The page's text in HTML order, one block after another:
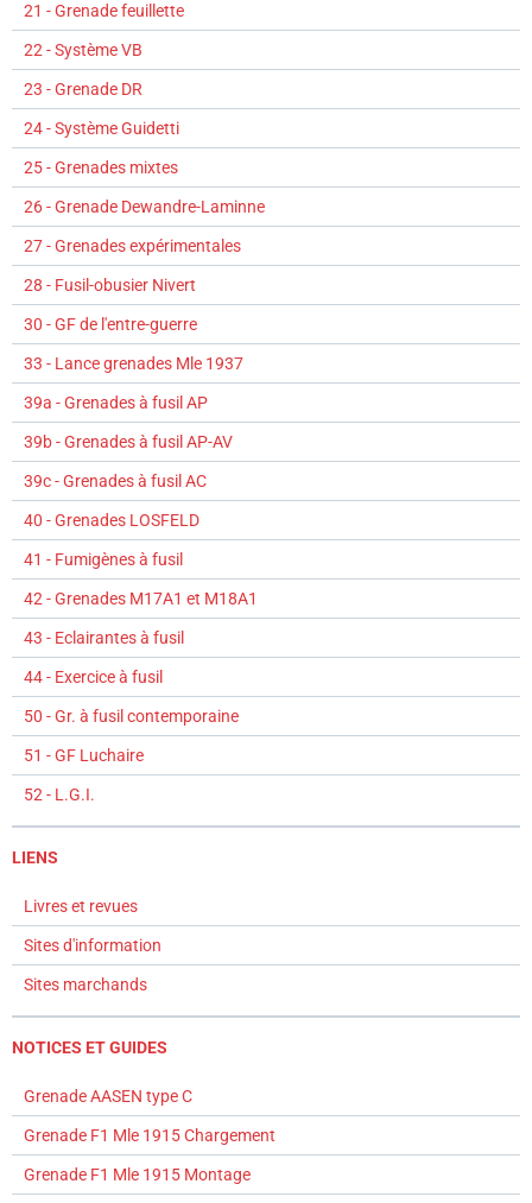
21 - Grenade feuillette
22 - Système VB
23 - Grenade DR
24 - Système Guidetti
25 - Grenades mixtes
26 - Grenade Dewandre-Laminne
27 - Grenades expérimentales
28 - Fusil-obusier Nivert
30 - GF de l'entre-guerre
33 - Lance grenades Mle 1937
39a - Grenades à fusil AP
39b - Grenades à fusil AP-AV
39c - Grenades à fusil AC
40 - Grenades LOSFELD
41 - Fumigènes à fusil
42 - Grenades M17A1 et M18A1
43 - Eclairantes à fusil
44 - Exercice à fusil
50 - Gr. à fusil contemporaine
51 - GF Luchaire
52 - L.G.I.
LIENS
Livres et revues
Sites d'information
Sites marchands
NOTICES ET GUIDES
Grenade AASEN type C
Grenade F1 Mle 1915 Chargement
Grenade F1 Mle 1915 Montage